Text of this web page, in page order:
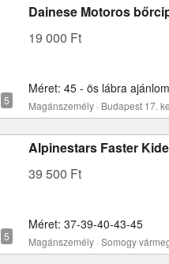
Dainese Motoros
19 000 Ft
Méret: 45 - ös lábra
Magánszemély · Budapest 17.
Alpinestars Faster
39 500 Ft
Méret: 37-39-40-43-45
Magánszemély · Somogy